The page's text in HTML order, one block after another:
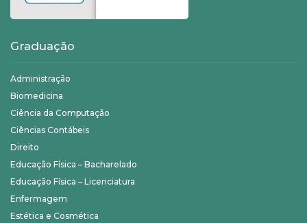
Graduação
Administração
Biomedicina
Ciência da Computação
Ciências Contábeis
Direito
Educação Física – Bacharelado
Educação Física – Licenciatura
Enfermagem
Estética e Cosmética